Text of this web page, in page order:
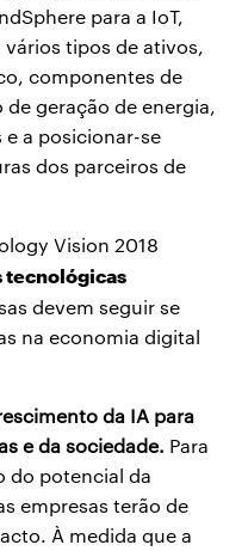
para a IoT,
tipos de ativos,
componentes de
geração de energia,
e a posicionar-se
dos parceiros de
Vision 2018
tecnológicas
devem seguir se
na economia digital
da IA para
e da sociedade. Para
do potencial da
empresas terão de
À medida que a